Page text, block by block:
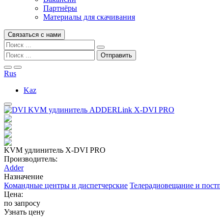
Партнёры
Материалы для скачивания
Связаться с нами
Rus
Kaz
KVM удлинитель X-DVI PRO
Производитель:
Adder
Назначение
Командные центры и диспетчерские Телерадиовещание и
Цена:
по запросу
Узнать цену